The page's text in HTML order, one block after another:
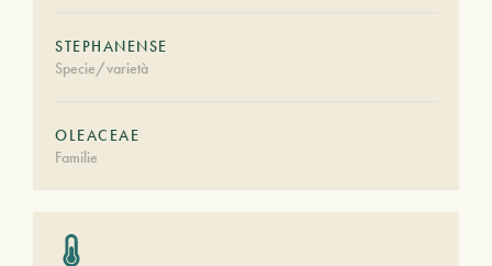
STEPHANENSE
Specie/varietà
OLEACEAE
Familie